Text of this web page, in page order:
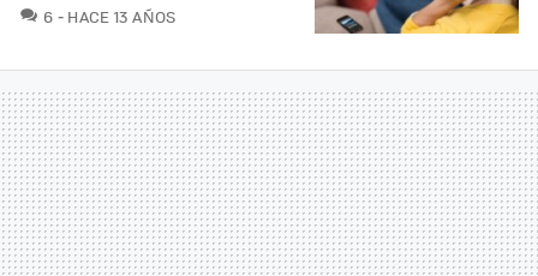
6 COMENTARIOS
HACE 13 AÑOS